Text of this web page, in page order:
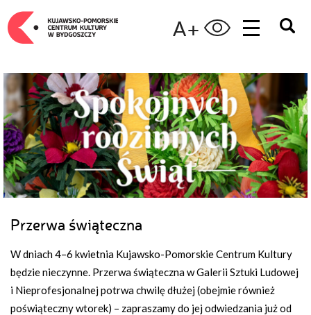
A+
Przerwa świąteczna
W dniach 4–6 kwietnia Kujawsko-Pomorskie Centrum Kultury
będzie nieczynne. Przerwa świąteczna w Galerii Sztuki Ludowej
i Nieprofesjonalnej potrwa chwilę dłużej (obejmie również
poświąteczny wtorek) – zapraszamy do jej odwiedzania już od